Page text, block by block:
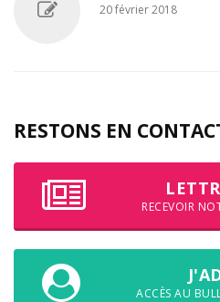
20 février 2018
RESTONS EN
RECEVOIR
ACCÈS AU